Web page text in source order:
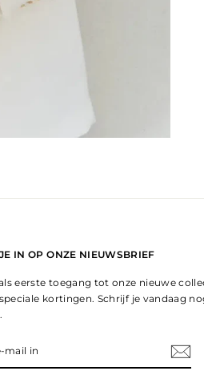
IN OP ONZE NIEUWSBRIEF
eerste toegang tot onze nieuwe
kortingen. Schrijf je vandaag